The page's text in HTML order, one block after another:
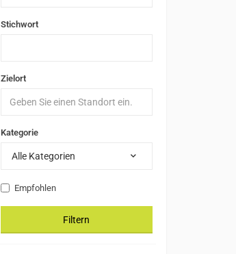
Stichwort
Zielort
Kategorie
Alle Kategorien
Empfohlen
Filtern